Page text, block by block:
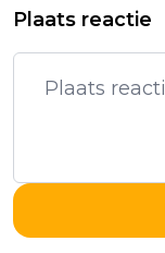
Plaats reactie